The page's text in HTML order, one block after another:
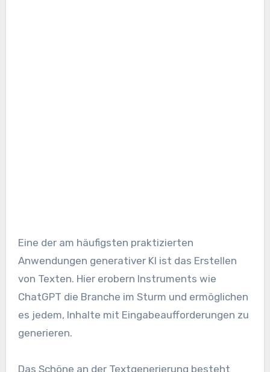
Eine der am häufigsten praktizierten
Anwendungen generativer KI ist das Erstellen
von Texten. Hier erobern Instruments wie
ChatGPT die Branche im Sturm und ermöglichen
es jedem, Inhalte mit Eingabeaufforderungen zu
generieren.
Das Schöne an der Textgenerierung besteht